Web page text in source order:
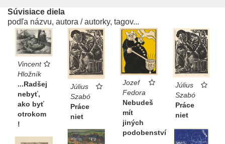
Súvisiace diela
podľa názvu, autora / autorky, tagov...
Vincent
Hložník
...Radšej
nebyť,
ako byť
otrokom
!
Július
Szabó
Práce
niet
Jozef
Fedora
Nebudeš
mít
jiných
podobenství
Július
Szabó
Práce
niet